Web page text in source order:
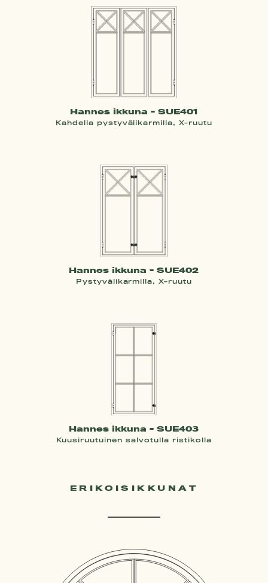
Hannes ikkuna - SUE401
Kahdella pystyvälikarmilla, X-ruutu
Hannes ikkuna - SUE402
Pystyvälikarmilla, X-ruutu
Hannes ikkuna - SUE403
Kuusiruutuinen salvotulla ristikolla
ERIKOISIKKUNAT